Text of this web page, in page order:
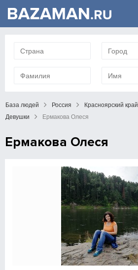
База людей Россия Красноярский край
Девушки
Ермакова Олеся
Ермакова Олеся